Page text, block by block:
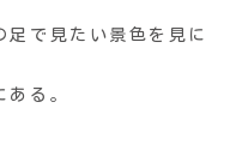
足で見たい景色を見に
る。